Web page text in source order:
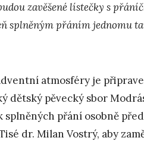
zavěšené lístečky s
splněným přáním jednomu
atmosféry je
dětský pěvecký sbor
přání osobně
dr. Milan Vostrý, aby